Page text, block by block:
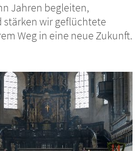
Jahren begleiten,
wir geflüchtete
Weg in eine neue Zukunft.